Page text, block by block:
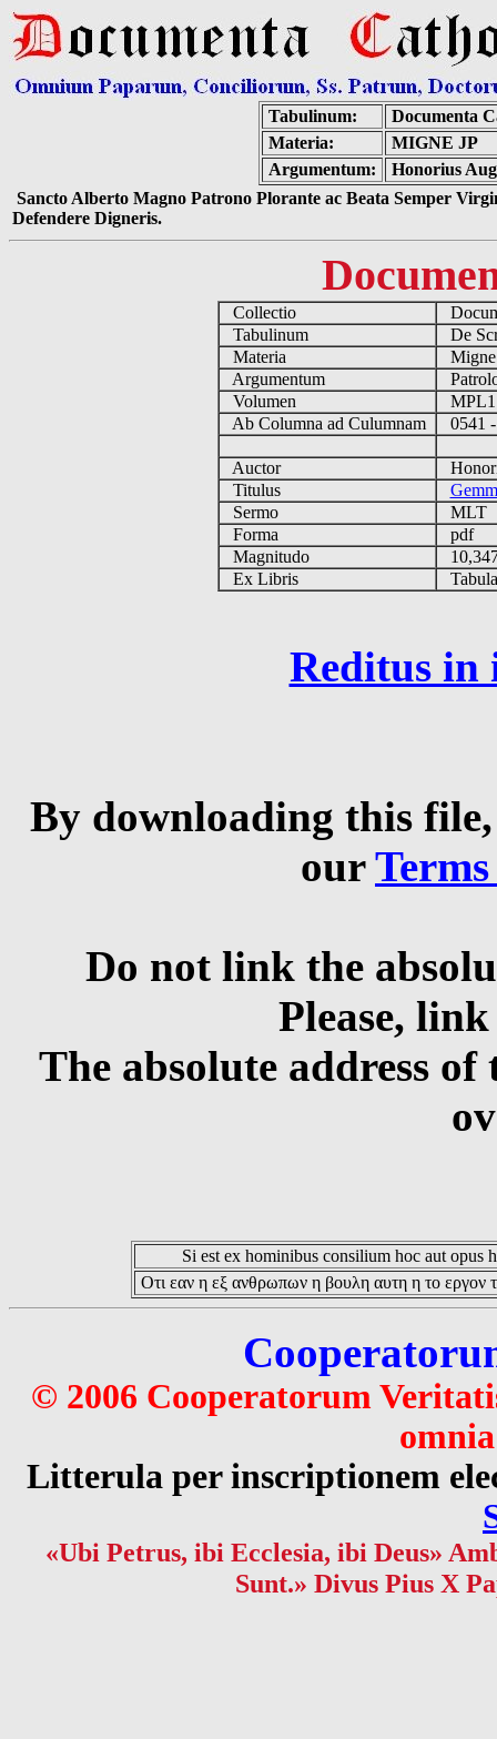
Tabulinum:
Documenta
Materia:
MIGNE JP
Argumentum:
Honorius
Sancto Alberto Magno Patrono Plorante ac Beata Semper
Defendere Digneris.
Collectio
Tabulinum
De
Materia
Argumentum
Volumen
Ab Columna ad Culumnam
0541
Auctor
Titulus
Sermo
MLT
Forma
pdf
Magnitudo
Ex Libris
Reditus in
By downloading this
our
Do not link the
Please,
The absolute address
Si est ex hominibus consilium hoc aut opus
Οτι εαν η εξ ανθρωπων η βουλη αυτη η το εργον
© 2006 Cooperatorum
Litterula per inscriptionem
«Ubi Petrus, ibi Ecclesia, ibi Deus»
Sunt.» Divus Pius X